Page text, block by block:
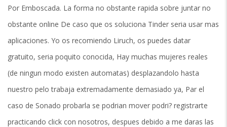
Por Emboscada. La forma no obstante rapida sobre juntar no
obstante online De caso que os soluciona Tinder seri­a usar mas
aplicaciones. Yo os recomiendo Liruch, os puedes datar
gratuito, seri­a poquito conocida, Hay muchas mujeres reales
(de ningun modo existen automatas) desplazandolo hasta
nuestro pelo trabaja extremadamente demasiado ya, Par el
caso de Sonado probarla se podri­an mover podri? registrarte
practicando click con nosotros, despues debido a me daras las